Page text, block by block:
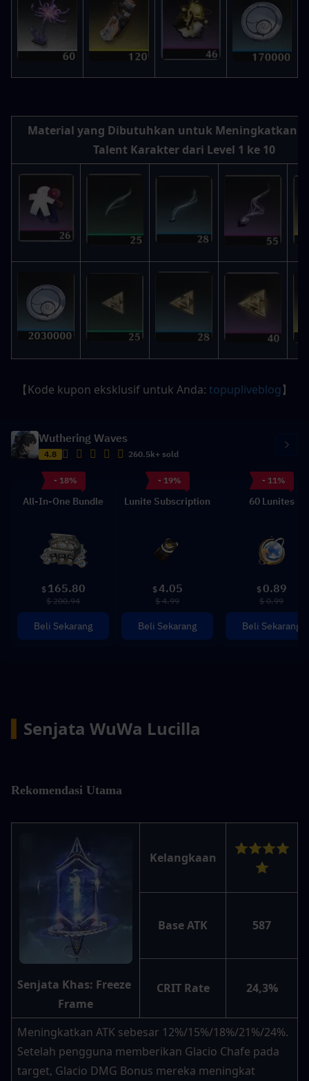
Material yang Dibutuhkan untuk Meningkatkan
Talent Karakter dari Level 1 ke 10
【Kode kupon eksklusif untuk Anda: topupliveblog】
Wuthering Waves
4.8 260.5k+ sold
- 18%
All-In-One Bundle
$ 165.80
$ 200.94
Beli Sekarang
- 19%
Lunite Subscription
$4.05
$ 4.99
Beli Sekarang
- 11%
60 Lunites
$ 0.89
$ 0.99
Beli Sekarang
Senjata WuWa Lucilla
Rekomendasi Utama
Senjata Khas: Freeze
Frame
Kelangkaan
⭐⭐⭐⭐
⭐
Base ATK 587
CRIT Rate 24,3%
Meningkatkan ATK sebesar 12%/15%/18%/21%/24%.
Setelah pengguna memberikan Glacio Chafe pada
target, Glacio DMG Bonus mereka meningkat